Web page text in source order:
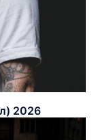
2026